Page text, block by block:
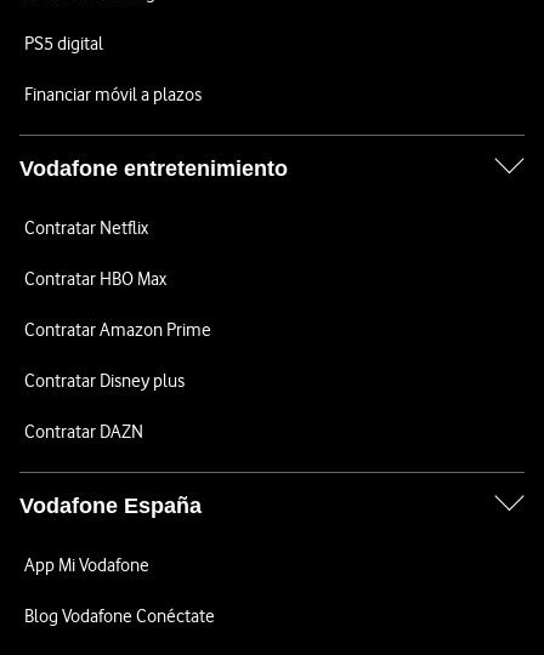
PS5 digital
Financiar móvil a plazos
Vodafone entretenimiento
Contratar Netflix
Contratar HBO Max
Contratar Amazon Prime
Contratar Disney plus
Contratar DAZN
Vodafone España
App Mi Vodafone
Blog Vodafone Conéctate